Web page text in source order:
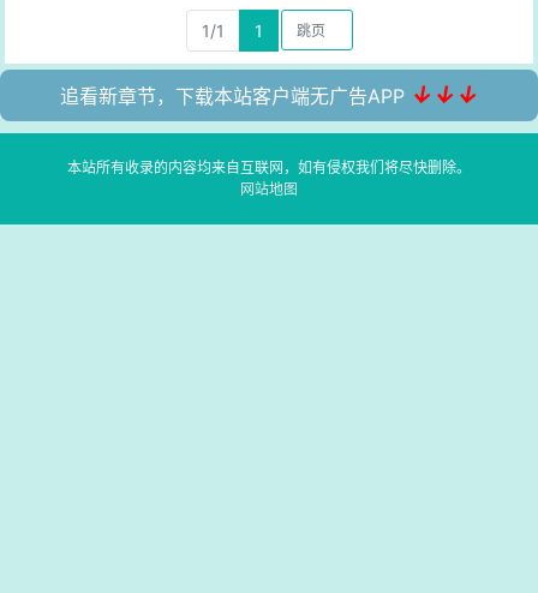
1/1 1
追看新章节，下载本站客户端无广告APP ↓↓↓
本站所有收录的内容均来自互联网，如有侵权我们将尽快删除。
网站地图